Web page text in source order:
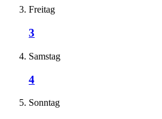
Freitag
3
Samstag
4
Sonntag